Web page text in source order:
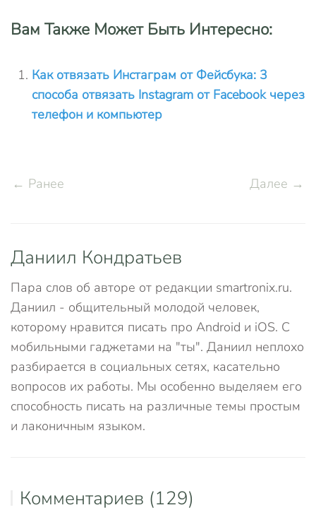
Вам Также Может Быть Интересно:
Как отвязать Инстаграм от Фейсбука: 3
способа отвязать Instagram от Facebook через
телефон и компьютер
← Ранее Далее →
Даниил Кондратьев
Пара слов об авторе от редакции smartronix.ru.
Даниил - общительный молодой человек,
которому нравится писать про Android и iOS. С
мобильными гаджетами на "ты". Даниил неплохо
разбирается в социальных сетях, касательно
вопросов их работы. Мы особенно выделяем его
способность писать на различные темы простым
и лаконичным языком.
Комментариев (129)